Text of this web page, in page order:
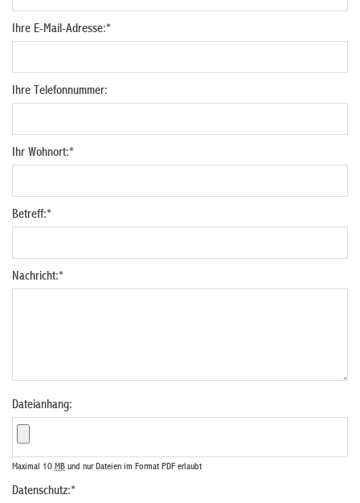
Ihre E-Mail-Adresse:*
Ihre Telefonnummer:
Ihr Wohnort:*
Betreff:*
Nachricht:*
Dateianhang:
Maximal 10 MB und nur Dateien im Format PDF erlaubt
Datenschutz:*